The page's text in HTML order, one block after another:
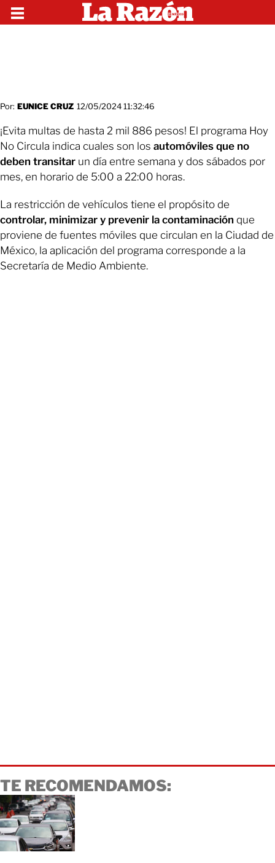
Por: EUNICE CRUZ 12/05/2024 11:32:46
¡Evita multas de hasta 2 mil 886 pesos! El programa Hoy
No Circula indica cuales son los automóviles que no
deben transitar un día entre semana y dos sábados por
mes, en horario de 5:00 a 22:00 horas.
La restricción de vehículos tiene el propósito de
controlar, minimizar y prevenir la contaminación que
proviene de fuentes móviles que circulan en la Ciudad de
México, la aplicación del programa corresponde a la
Secretaría de Medio Ambiente.
TE RECOMENDAMOS: